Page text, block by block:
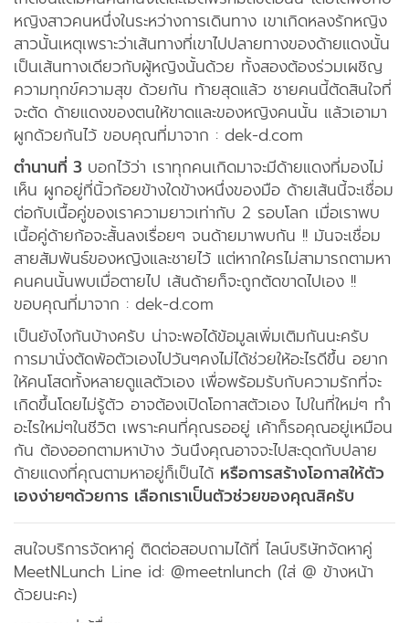
หญิงสาวคนหนึ่งในระหว่างการเดินทาง เขาเกิดหลงรักหญิง
สาวนั้นเหตุเพราะว่าเส้นทางที่เขาไปปลายทางของด้ายแดงนั้น
เป็นเส้นทางเดียวกับผู้หญิงนั้นด้วย ทั้งสองต้องร่วมเผชิญ
ความทุกข์ความสุข ด้วยกัน ท้ายสุดแล้ว ชายคนนี้ตัดสินใจที่
จะตัด ด้ายแดงของตนให้ขาดและของหญิงคนนั้น แล้วเอามา
ผูกด้วยกันไว้ ขอบคุณที่มาจาก : dek-d.com
ตำนานที่ 3 บอกไว้ว่า เราทุกคนเกิดมาจะมีด้ายแดงที่มองไม่
เห็น ผูกอยู่ที่นิ้วก้อยข้างใดข้างหนึ่งของมือ ด้ายเส้นนี้จะเชื่อม
ต่อกับเนื้อคู่ของเราความยาวเท่ากับ 2 รอบโลก เมื่อเราพบ
เนื้อคู่ด้ายก้อจะสั้นลงเรื่อยๆ จนด้ายมาพบกัน !! มันจะเชื่อม
สายสัมพันธ์ของหญิงและชายไว้ แต่หากใครไม่สามารถตามหา
คนคนนั้นพบเมื่อตายไป เส้นด้ายก็จะถูกตัดขาดไปเอง !!
ขอบคุณที่มาจาก : dek-d.com
เป็นยังไงกันบ้างครับ น่าจะพอได้ข้อมูลเพิ่มเติมกันนะครับ
การมานั่งตัดพ้อตัวเองไปวันๆคงไม่ได้ช่วยให้อะไรดีขึ้น อยาก
ให้คนโสดทั้งหลายดูแลตัวเอง เพื่อพร้อมรับกับความรักที่จะ
เกิดขึ้นโดยไม่รู้ตัว อาจต้องเปิดโอกาสตัวเอง ไปในที่ใหม่ๆ ทำ
อะไรใหม่ๆในชีวิต เพราะคนที่คุณรออยู่ เค้าก็รอคุณอยู่เหมือน
กัน ต้องออกตามหาบ้าง วันนึงคุณอาจจะไปสะดุดกับปลาย
ด้ายแดงที่คุณตามหาอยู่ก็เป็นได้ หรือการสร้างโอกาสให้ตัว
เองง่ายๆด้วยการ เลือกเราเป็นตัวช่วยของคุณสิครับ
สนใจบริการจัดหาคู่ ติดต่อสอบถามได้ที่ ไลน์บริษัทจัดหาคู่
MeetNLunch Line id: @meetnlunch (ใส่ @ ข้างหน้า
ด้วยนะคะ)